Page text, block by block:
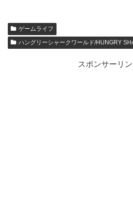
ゲームライフ
ハングリーシャークワールド/HUNGRY
スポンサーリン